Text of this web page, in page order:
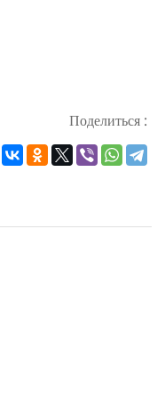
Поделиться :